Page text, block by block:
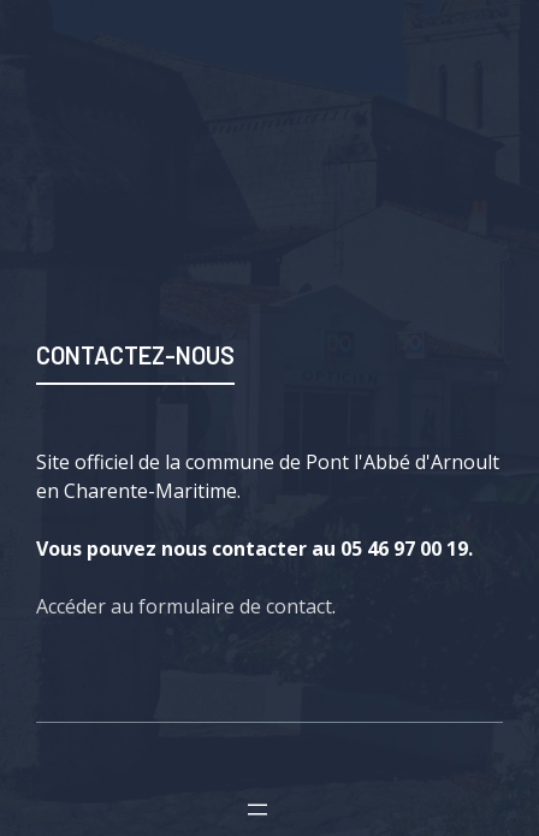
CONTACTEZ-NOUS
Site officiel de la commune de Pont l'Abbé d'Arnoult
en Charente-Maritime.
Vous pouvez nous contacter au 05 46 97 00 19.
Accéder au formulaire de contact.